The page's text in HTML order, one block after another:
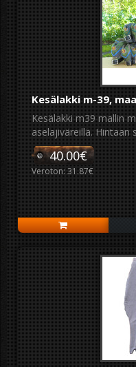
Kesälakki m-39,
Kesälakki m39 mallin
aselajiväreillä. Hintaan
40.00€
Veroton: 31.87€